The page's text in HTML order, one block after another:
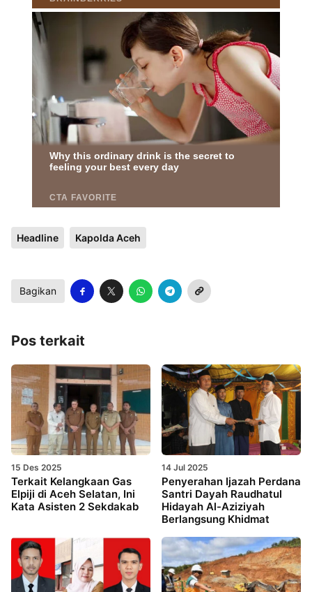
Headline Kapolda Aceh
Bagikan
Pos terkait
15 Des 2025
Terkait Kelangkaan Gas
Elpiji di Aceh Selatan, Ini
Kata Asisten 2 Sekdakab
14 Jul 2025
Penyerahan Ijazah Perdana
Santri Dayah Raudhatul
Hidayah Al-Aziziyah
Berlangsung Khidmat